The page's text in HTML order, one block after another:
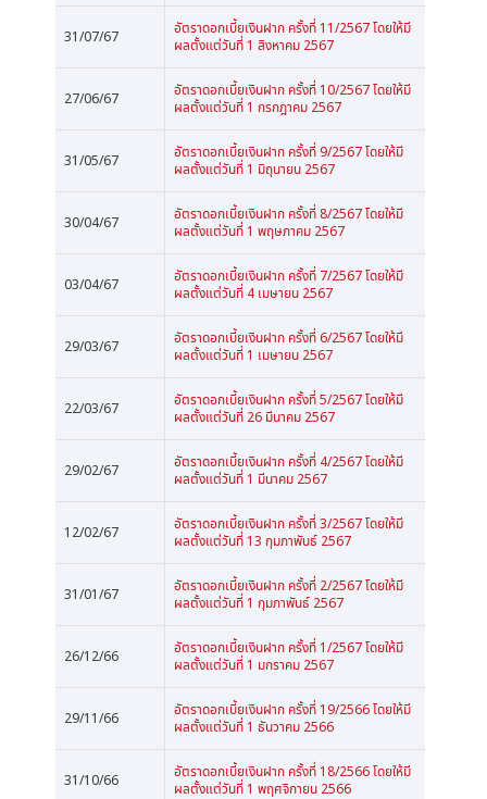
31/07/67
อัตราดอกเบี้ยเงินฝาก ครั้งที่ 11/2567 โดยให้มี
ผลตั้งแต่วันที่ 1 สิงหาคม 2567
27/06/67
อัตราดอกเบี้ยเงินฝาก ครั้งที่ 10/2567 โดยให้มี
ผลตั้งแต่วันที่ 1 กรกฎาคม 2567
31/05/67
อัตราดอกเบี้ยเงินฝาก ครั้งที่ 9/2567 โดยให้มี
ผลตั้งแต่วันที่ 1 มิถุนายน 2567
30/04/67
อัตราดอกเบี้ยเงินฝาก ครั้งที่ 8/2567 โดยให้มี
ผลตั้งแต่วันที่ 1 พฤษภาคม 2567
03/04/67
อัตราดอกเบี้ยเงินฝาก ครั้งที่ 7/2567 โดยให้มี
ผลตั้งแต่วันที่ 4 เมษายน 2567
29/03/67
อัตราดอกเบี้ยเงินฝาก ครั้งที่ 6/2567 โดยให้มี
ผลตั้งแต่วันที่ 1 เมษายน 2567
22/03/67
อัตราดอกเบี้ยเงินฝาก ครั้งที่ 5/2567 โดยให้มี
ผลตั้งแต่วันที่ 26 มีนาคม 2567
29/02/67
อัตราดอกเบี้ยเงินฝาก ครั้งที่ 4/2567 โดยให้มี
ผลตั้งแต่วันที่ 1 มีนาคม 2567
12/02/67
อัตราดอกเบี้ยเงินฝาก ครั้งที่ 3/2567 โดยให้มี
ผลตั้งแต่วันที่ 13 กุมภาพันธ์ 2567
31/01/67
อัตราดอกเบี้ยเงินฝาก ครั้งที่ 2/2567 โดยให้มี
ผลตั้งแต่วันที่ 1 กุมภาพันธ์ 2567
26/12/66
อัตราดอกเบี้ยเงินฝาก ครั้งที่ 1/2567 โดยให้มี
ผลตั้งแต่วันที่ 1 มกราคม 2567
29/11/66
อัตราดอกเบี้ยเงินฝาก ครั้งที่ 19/2566 โดยให้มี
ผลตั้งแต่วันที่ 1 ธันวาคม 2566
31/10/66
อัตราดอกเบี้ยเงินฝาก ครั้งที่ 18/2566 โดยให้มี
ผลตั้งแต่วันที่ 1 พฤศจิกายน 2566